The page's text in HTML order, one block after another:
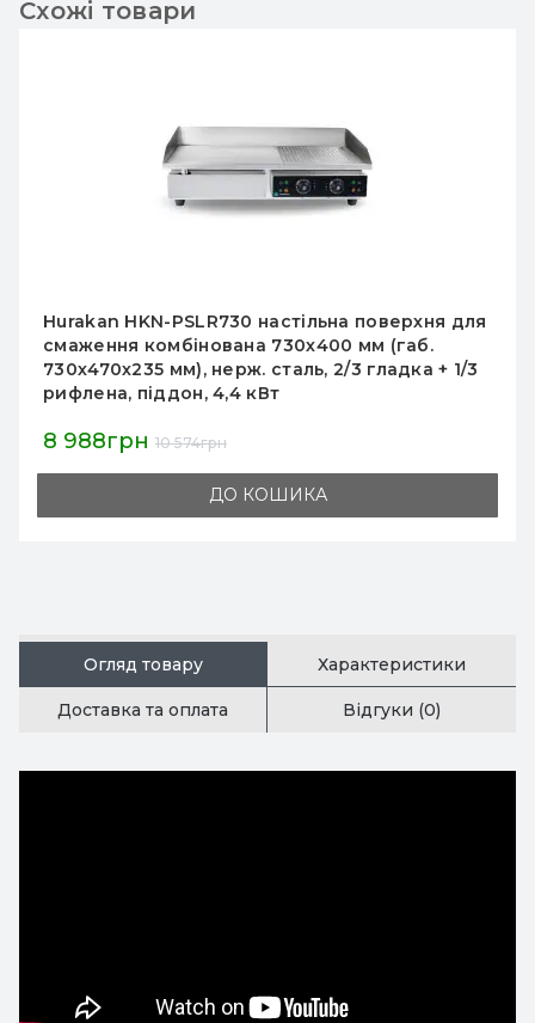
Схожі товари
Настільна поверхня для смаження HURAKAN
HKN-PSL730, гладка, нержавіюча сталь,
робоча 730×400 мм, 730×470×235 мм, 4,4 кВт,
50–300°С, піддон
8 330грн 9 800грн
ДО КОШИКА
Огляд товару Характеристики
Доставка та оплата Відгуки (0)